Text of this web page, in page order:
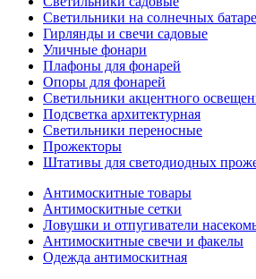
Светильники на солнечных
Гирлянды и свечи садовые
Уличные фонари
Плафоны для фонарей
Опоры для фонарей
Светильники акцентного
Подсветка архитектурная
Светильники переносные
Прожекторы
Штативы для светодиодных
Антимоскитные товары
Антимоскитные сетки
Ловушки и отпугиватели
Антимоскитные свечи и факелы
Одежда антимоскитная